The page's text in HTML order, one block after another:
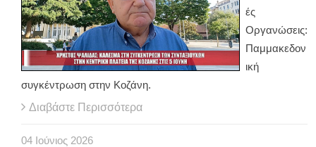
ές
Οργανώσεις:
Παμμακεδον
ική
συγκέντρωση στην Κοζάνη.
Διαβάστε Περισσότερα
04 Ιούνιος 2026